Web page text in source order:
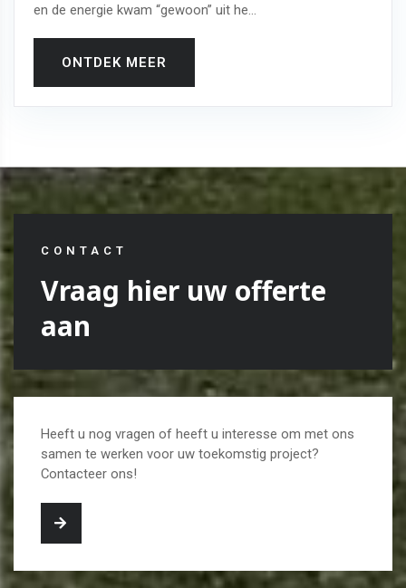
en de energie kwam “gewoon” uit he...
ONTDEK MEER
CONTACT
Vraag hier uw offerte
aan
Heeft u nog vragen of heeft u interesse om met ons
samen te werken voor uw toekomstig project?
Contacteer ons!